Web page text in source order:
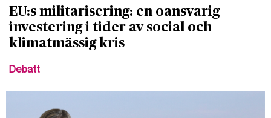
EU:s militarisering: en oansvarig
investering i tider av social och
klimatmässig kris
Debatt